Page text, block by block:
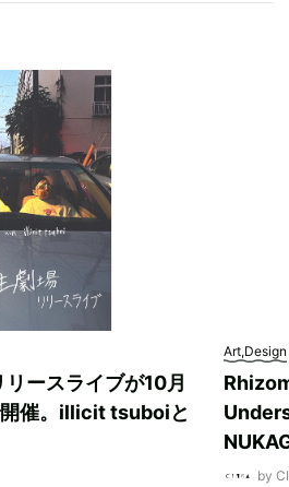
ースライブが10月
催。illicit tsuboiと
Art,Design
by